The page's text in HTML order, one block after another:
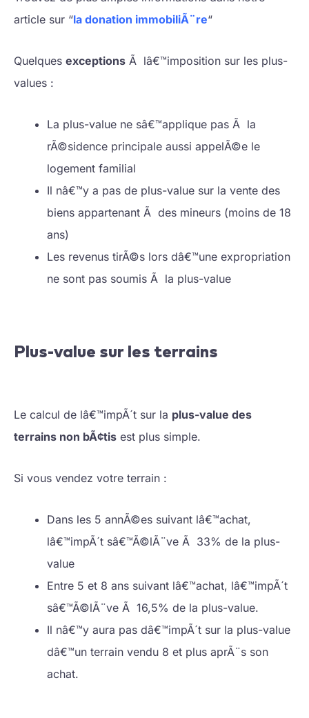
article sur “la donation immobiliÃ¨re“
Quelques exceptions Ã lâ€™imposition sur les plus-
values :
La plus-value ne sâ€™applique pas Ã la
rÃ©sidence principale aussi appelÃ©e le
logement familial
Il nâ€™y a pas de plus-value sur la vente des
biens appartenant Ã des mineurs (moins de 18
ans)
Les revenus tirÃ©s lors dâ€™une expropriation
ne sont pas soumis Ã la plus-value
Plus-value sur les terrains
Le calcul de lâ€™impÃ´t sur la plus-value des
terrains non bÃ¢tis est plus simple.
Si vous vendez votre terrain :
Dans les 5 annÃ©es suivant lâ€™achat,
lâ€™impÃ´t sâ€™Ã©lÃ¨ve Ã 33% de la plus-
value
Entre 5 et 8 ans suivant lâ€™achat, lâ€™impÃ´t
sâ€™Ã©lÃ¨ve Ã 16,5% de la plus-value.
Il nâ€™y aura pas dâ€™impÃ´t sur la plus-value
dâ€™un terrain vendu 8 et plus aprÃ¨s son
achat.